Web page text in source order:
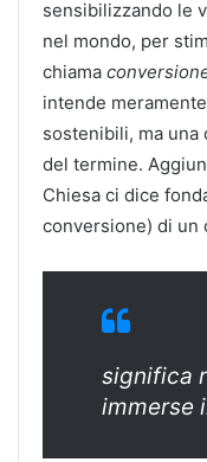
sensibilizzando le
nel mondo, per
chiama
intende
sostenibili, ma
del termine.
Chiesa ci dice
conversione) di un
significa
immerse